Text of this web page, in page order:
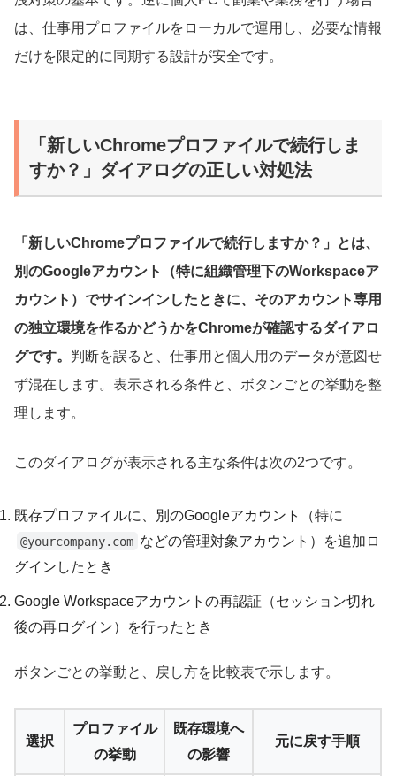
は、仕事用プロファイルをローカルで運用し、必要な情報
だけを限定的に同期する設計が安全です。
「新しいChromeプロファイルで続行しま
すか？」ダイアログの正しい対処法
「新しいChromeプロファイルで続行しますか？」とは、
別のGoogleアカウント（特に組織管理下のWorkspaceア
カウント）でサインインしたときに、そのアカウント専用
の独立環境を作るかどうかをChromeが確認するダイアロ
グです。 判断を誤ると、仕事用と個人用のデータが意図せ
ず混在します。表示される条件と、ボタンごとの挙動を整
理します。
このダイアログが表示される主な条件は次の2つです。
既存プロファイルに、別のGoogleアカウント（特に
@yourcompany.com などの管理対象アカウント）を追加ロ
グインしたとき
Google Workspaceアカウントの再認証（セッション切れ
後の再ログイン）を行ったとき
ボタンごとの挙動と、戻し方を比較表で示します。
選択
プロファイル
の挙動
既存環境へ
の影響
元に戻す手順